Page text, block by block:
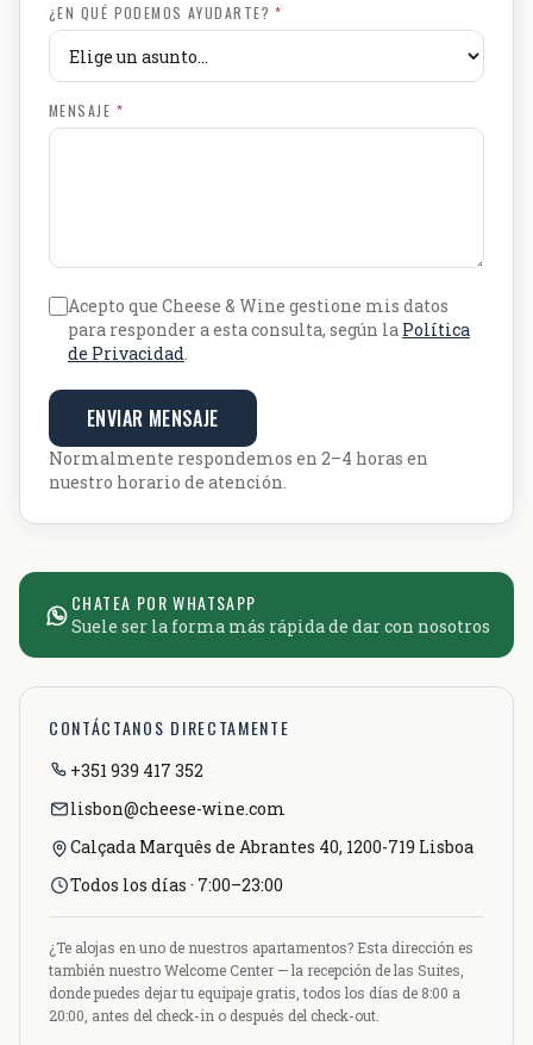
¿EN QUÉ PODEMOS AYUDARTE? *
MENSAJE *
Acepto que Cheese & Wine gestione mis datos
para responder a esta consulta, según la Política
de Privacidad.
ENVIAR MENSAJE
Normalmente respondemos en 2–4 horas en
nuestro horario de atención.
CHATEA POR WHATSAPP
Suele ser la forma más rápida de dar con nosotros
CONTÁCTANOS DIRECTAMENTE
+351 939 417 352
lisbon@cheese-wine.com
Calçada Marquês de Abrantes 40, 1200-719 Lisboa
Todos los días · 7:00–23:00
¿Te alojas en uno de nuestros apartamentos? Esta dirección es
también nuestro Welcome Center — la recepción de las Suites,
donde puedes dejar tu equipaje gratis, todos los días de 8:00 a
20:00, antes del check-in o después del check-out.